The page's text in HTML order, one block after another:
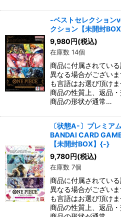
-ベストセレクション
クション【未開封
9,980円(税込)
在庫数 14個
商品に付属されてい
異なる場合がござい
も言語はお選び頂け
商品の性質上、返品・
商品の形状が通常…
〔状態A-〕プレミア
BANDAI CARD
【未開封BOX】{-}
9,780円(税込)
在庫数 7個
商品に付属されてい
異なる場合がござい
も言語はお選び頂け
商品の性質上、返品・